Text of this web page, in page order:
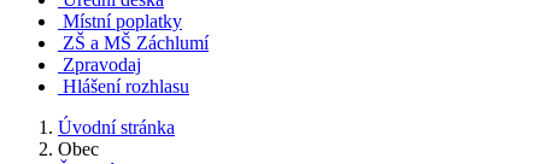
Místní poplatky
ZŠ a MŠ Záchlumí
Zpravodaj
Hlášení rozhlasu
Úvodní stránka
Obec